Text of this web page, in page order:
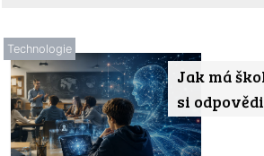
Jak má
si
Technologie